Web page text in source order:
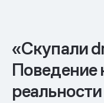
«Скупали
Поведение
реальности